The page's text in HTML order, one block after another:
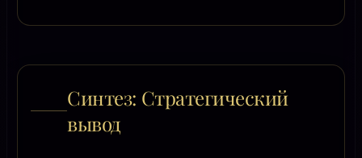
Синтез: Стратегический
вывод